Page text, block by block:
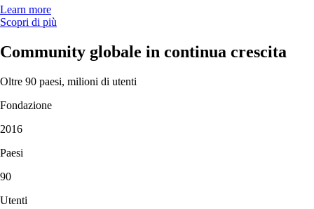
Learn more
Scopri di più
Community globale in continua crescita
Oltre 90 paesi, milioni di utenti
Fondazione
2016
Paesi
90
Utenti